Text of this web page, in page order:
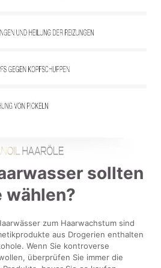
sollten
wählen?
zum Haarwachstum sind
aus Drogerien enthalten
Wenn Sie kontroverse
überprüfen Sie immer die